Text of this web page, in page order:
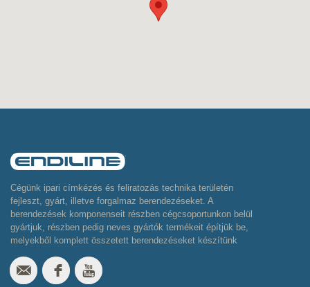
Cégünk ipari címkézés és feliratozás technika területén
fejleszt, gyárt, illetve forgalmaz berendezéseket. A
berendezések komponenseit részben cégcsoportunkon belül
gyártjuk, részben pedig neves gyártók termékeit építjük be,
melyekből komplett összetett berendezéseket készítünk